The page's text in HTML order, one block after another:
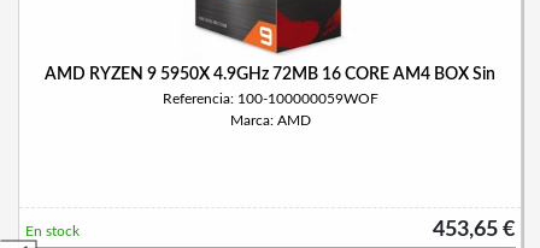
AMD RYZEN 9 5950X 4.9GHz 72MB 16 CORE AM4 BOX Sin
Referencia: 100-100000059WOF
Marca: AMD
453,65 €
En stock